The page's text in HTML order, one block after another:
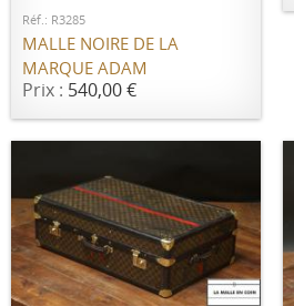
Réf.: R3285
MALLE NOIRE DE LA
MARQUE ADAM
Prix : 540,00 €
AJOUTER AU PANIER